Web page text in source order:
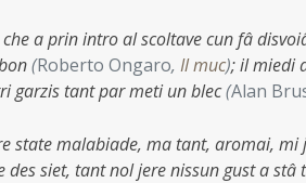
a prin intro al scoltave cun fâ
(Roberto Ongaro, Il muc);il miedi
garzis tant par meti un blec(Alan
state malabiade, ma tant, aromai, mi
des siet, tant nol jere nissun gust a stâ